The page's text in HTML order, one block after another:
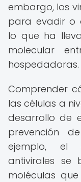
embargo, los
para evadir o
lo que ha
molecular
hospedadoras.
Comprender
las células a
desarrollo de
prevención
ejemplo, el
antivirales se
moléculas